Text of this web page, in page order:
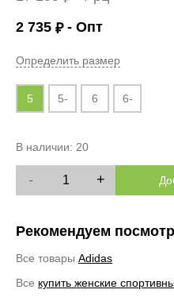
2 735 ₽- Опт
Определить размер
5 5- 6 6-
В наличии: 20
- +
Рекомендуем
Все товары Adidas
Все купить женские